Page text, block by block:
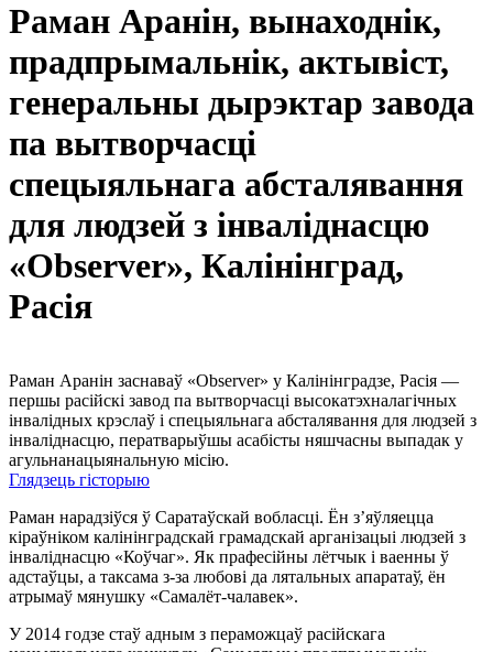
Раман Аранін, вынаходнік,
прадпрымальнік, актывіст,
генеральны дырэктар завода
па вытворчасці
спецыяльнага абсталявання
для людзей з інваліднасцю
«Observer», Калінінград,
Расія
Раман Аранін заснаваў «Observer» у Калінінградзе, Расія —
першы расійскі завод па вытворчасці высокатэхналагічных
інвалідных крэслаў і спецыяльнага абсталявання для людзей з
інваліднасцю, ператварыўшы асабісты няшчасны выпадак у
агульнанацыянальную місію.
Глядзець гісторыю
Раман нарадзіўся ў Саратаўскай вобласці. Ён з’яўляецца
кіраўніком калінінградскай грамадскай арганізацыі людзей з
інваліднасцю «Коўчаг». Як прафесійны лётчык і ваенны ў
адстаўцы, а таксама з-за любові да лятальных апаратаў, ён
атрымаў мянушку «Самалёт-чалавек».
У 2014 годзе стаў адным з пераможцаў расійскага